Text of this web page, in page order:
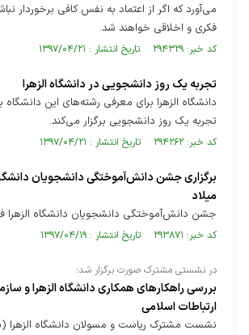
می‌آورد که اگر از اعتماد به نفس کافی برخوردار
فکری و اخلاقی خواهند شد.
کد خبر: ۲۹۴۳۲۹ تاریخ انتشار : ۱۳۹۷/۰۴/۲۱
تجربه یک روز دانشجویی در دانشگاه الزهرا
دانشگاه الزهرا برای معرفی رشته‌های این دانشگاه
تجربه یک روز دانشجویی برگزار می‌کند.
کد خبر: ۲۹۴۲۶۲ تاریخ انتشار : ۱۳۹۷/۰۴/۲۱
برگزاری جشن دانش‌آموختگی دانشجویان
میلاد
جشن دانش‌آموختگی دانشجویان دانشگاه الزهرا
کد خبر: ۲۹۳۸۷۱ تاریخ انتشار : ۱۳۹۷/۰۴/۱۹
در نشستی مشترک صورت برگزار شد؛
بررسی راهکارهای همکاری دانشگاه الزهرا و
ارتباطات اسلامی
نشست مشترک ریاست و مسولان دانشگاه الزهرا